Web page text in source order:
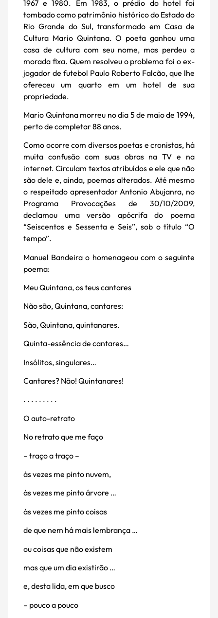
1967 e 1980. Em 1983, o prédio do hotel foi
tombado como patrimônio histórico do Estado do
Rio Grande do Sul, transformado em Casa de
Cultura Mario Quintana. O poeta ganhou uma
casa de cultura com seu nome, mas perdeu a
morada fixa. Quem resolveu o problema foi o ex-
jogador de futebol Paulo Roberto Falcão, que lhe
ofereceu um quarto em um hotel de sua
propriedade.
Mario Quintana morreu no dia 5 de maio de 1994,
perto de completar 88 anos.
Como ocorre com diversos poetas e cronistas, há
muita confusão com suas obras na TV e na
internet. Circulam textos atribuídos e ele que não
são dele e, ainda, poemas alterados. Até mesmo
o respeitado apresentador Antonio Abujanra, no
Programa Provocações de 30/10/2009,
declamou uma versão apócrifa do poema
“Seiscentos e Sessenta e Seis”, sob o título “O
tempo”.
Manuel Bandeira o homenageou com o seguinte
poema:
Meu Quintana, os teus cantares
Não são, Quintana, cantares:
São, Quintana, quintanares.
Quinta-essência de cantares…
Insólitos, singulares…
Cantares? Não! Quintanares!
. . . . . . . . .
O auto-retrato
No retrato que me faço
– traço a traço –
às vezes me pinto nuvem,
às vezes me pinto árvore …
às vezes me pinto coisas
de que nem há mais lembrança …
ou coisas que não existem
mas que um dia existirão …
e, desta lida, em que busco
– pouco a pouco ­